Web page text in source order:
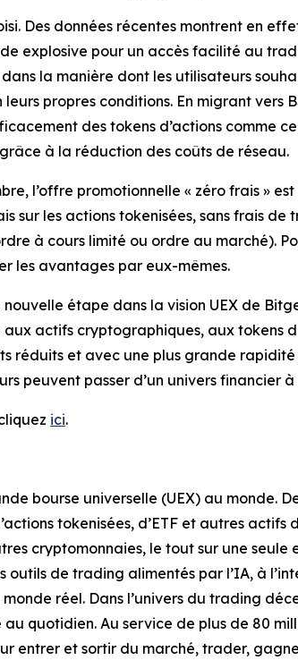
Des données récentes montrent en
explosive pour un accès facilité au
la manière dont les utilisateurs
propres conditions. En migrant
des tokens d’actions comme
à la réduction des coûts de réseau.
l’offre promotionnelle « zéro frais »
sur les actions tokenisées, sans frais
à cours limité ou ordre au marché).
les avantages par eux-mêmes.
étape dans la vision UEX de
actifs cryptographiques, aux tokens
réduits et avec une plus grande
peuvent passer d’un univers
ici.
bourse universelle (UEX) au monde.
tokenisées, d’ETF et autres
cryptomonnaies, le tout sur une
de trading alimentés par l’IA, à
réel. Dans l’univers du trading
quotidien. Au service de plus de 80
entrer et sortir du marché, trader,